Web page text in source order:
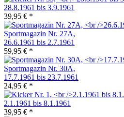
28.8.1961 bis 3.9.1961
39,95 € *
Sportmagazin Nr. 27A,
26.6.1961 bis 2.7.1961
59,95 € *
Sportmagazin Nr. 30A,
17.7.1961 bis 23.7.1961
24,95 € *
2.1.1961 bis 8.1.1961
39,95 € *